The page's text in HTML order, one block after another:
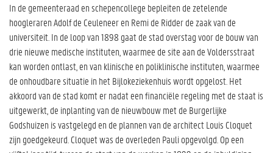
In de gemeenteraad en schepencollege bepleiten de zetelende
hoogleraren Adolf de Ceuleneer en Remi de Ridder de zaak van de
universiteit. In de loop van 1898 gaat de stad overstag voor de bouw van
drie nieuwe medische instituten, waarmee de site aan de Voldersstraat
kan worden ontlast, en van klinische en poliklinische instituten, waarmee
de onhoudbare situatie in het Bijlokeziekenhuis wordt opgelost. Het
akkoord van de stad komt er nadat een financiële regeling met de staat is
uitgewerkt, de inplanting van de nieuwbouw met de Burgerlijke
Godshuizen is vastgelegd en de plannen van de architect Louis Cloquet
zijn goedgekeurd. Cloquet was de overleden Pauli opgevolgd. Op een